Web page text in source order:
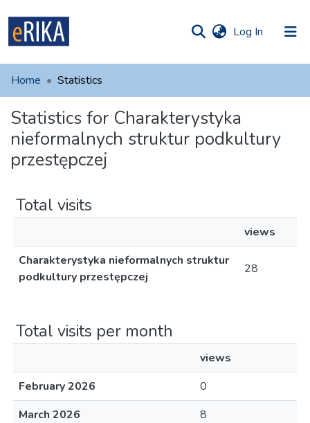
Log In (current)
UAFM
For authors
Help
Home Statistics
Statistics for Charakterystyka
nieformalnych struktur podkultury
przestępczej
Total visits
views
Charakterystyka nieformalnych struktur
podkultury przestępczej
28
Total visits per month
views
February 2026
0
March 2026
8